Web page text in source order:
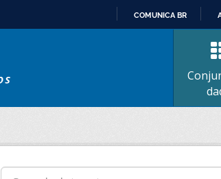
CONTEÚDO
COMUNICA BR